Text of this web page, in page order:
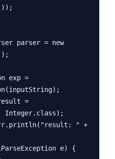
Integer.class);